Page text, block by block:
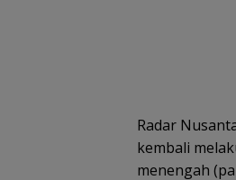
Radar
kembali
menengah